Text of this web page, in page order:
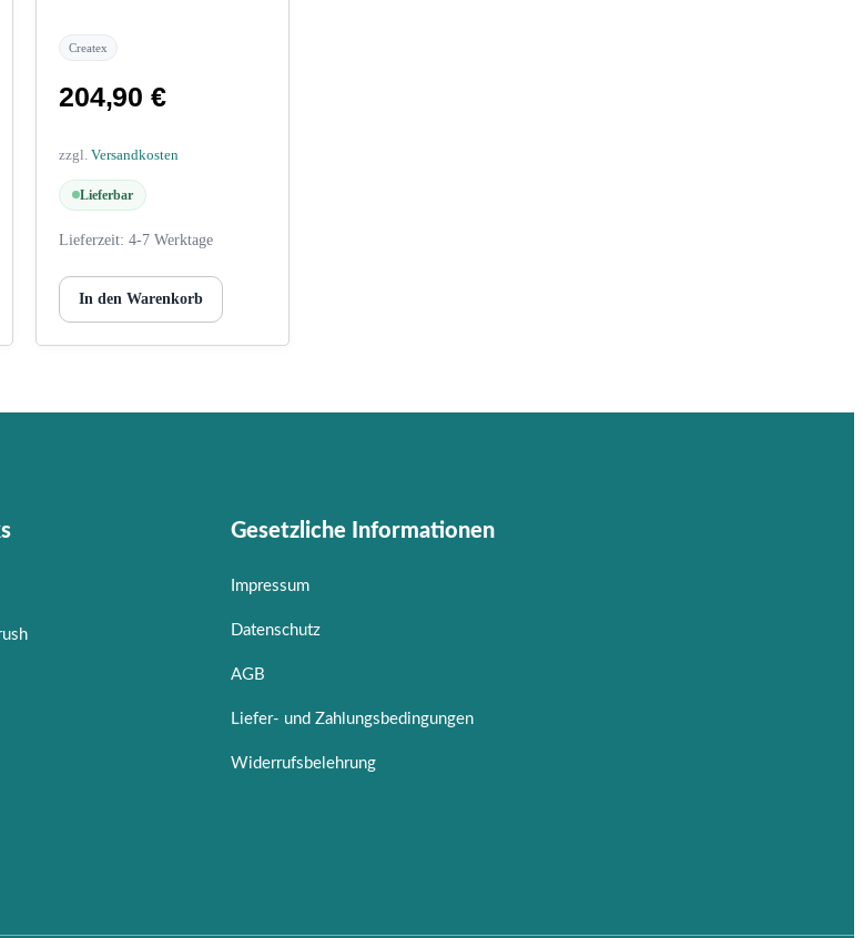
Createx
204,90 €
zzgl.Versandkosten
Lieferbar
Lieferzeit:4-7 Werktage
In den Warenkorb
Gesetzliche Informationen
Impressum
Datenschutz
AGB
Liefer- und Zahlungsbedingungen
Widerrufsbelehrung